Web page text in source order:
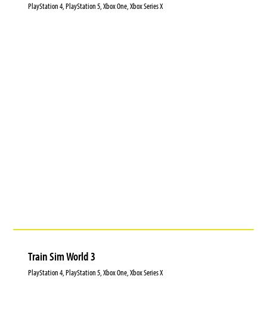
PlayStation 4, PlayStation 5, Xbox One, Xbox Series X
Train Sim World 3
PlayStation 4, PlayStation 5, Xbox One, Xbox Series X